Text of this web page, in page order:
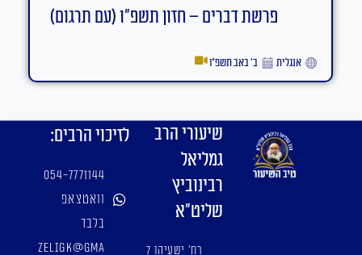
פרשת דברים – חזון תשפ"ו (עם תרגום)
אנגלית ב׳ באב תשפ״ו
שיעורי הרב
גמליאל
רבינוביץ
שליט"א
רח' ישעיהו 7
לזיכוי הרבים:
054-7771144
וואטצאפ
בלבד
zeligk@gma